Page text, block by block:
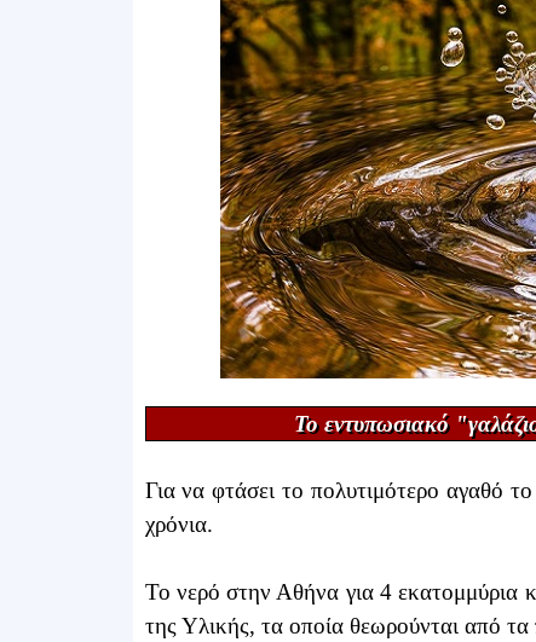
Το εντυπωσιακό
Για να φτάσει το πολυτιμότερο αγαθό
χρόνια.
Το νερό στην Αθήνα για 4 εκατομμύρια
της Υλικής, τα οποία θεωρούνται από